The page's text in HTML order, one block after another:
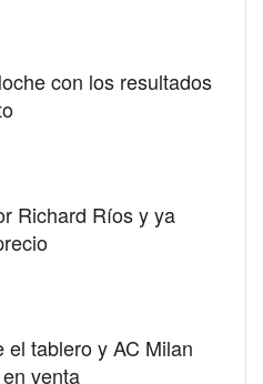
con los resultados
Richard Ríos y ya
el tablero y AC Milan
venta